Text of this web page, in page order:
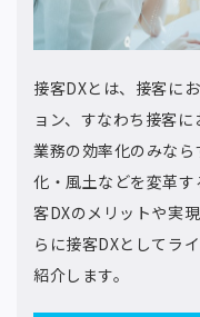
接客DXとは、接客に
ョン、すなわち接客
業務の効率化のみな
化・風土などを変革
客DXのメリットや実
らに接客DXとしてラ
紹介します。